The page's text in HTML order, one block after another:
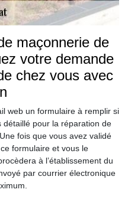
maçonnerie de
votre demande
chez vous avec
web un formulaire à remplir si
pour la réparation de
fois que vous avez validé
formulaire et vous le
à l’établissement du
par courrier électronique